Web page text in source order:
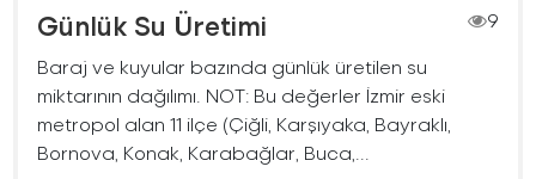
Günlük Su Üretimi
9
Baraj ve kuyular bazında günlük üretilen su
miktarının dağılımı. NOT: Bu değerler İzmir eski
metropol alan 11 ilçe (Çiğli, Karşıyaka, Bayraklı,
Bornova, Konak, Karabağlar, Buca,...